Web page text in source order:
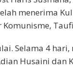
menerima
Selama 4
Husaini dan